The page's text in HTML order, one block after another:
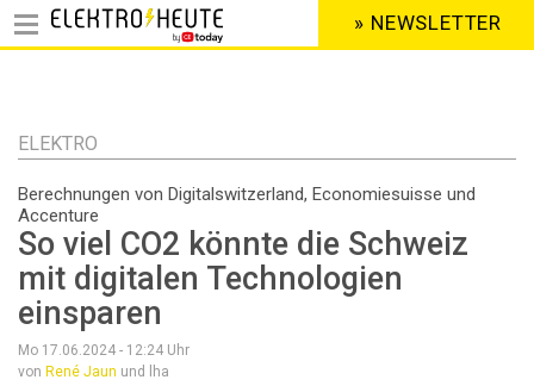
Inhalt
HEADER
MENU
» NEWSLETTER
ELEKTRO
Berechnungen von Digitalswitzerland, Economiesuisse und
Accenture
So viel CO2 könnte die Schweiz
mit digitalen Technologien
einsparen
Mo 17.06.2024 - 12:24 Uhr
von René Jaun und lha